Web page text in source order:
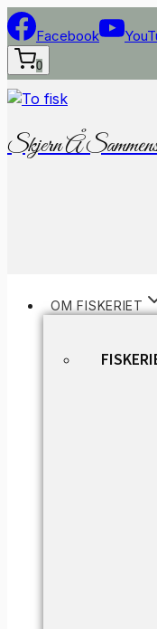
Fortsæt
til
indhold
Facebook
0
Skjern Å
OM FISKERIET